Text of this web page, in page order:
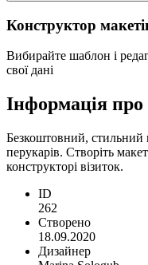
Конструктор
Вибирайте шаблон і
свої дані
Інформація
Безкоштовний, стильний
перукарів. Створіть
конструкторі візиток.
ID
262
Створено
18.09.2020
Дизайнер